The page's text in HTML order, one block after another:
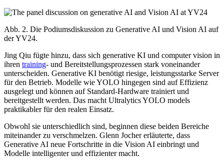
Abb. 2. Die Podiumsdiskussion zu Generative AI und Vision AI auf
der YV24.
Jing Qiu fügte hinzu, dass sich generative KI und computer vision in
ihren training- und Bereitstellungsprozessen stark voneinander
unterscheiden. Generative KI benötigt riesige, leistungsstarke Server
für den Betrieb. Modelle wie YOLO hingegen sind auf Effizienz
ausgelegt und können auf Standard-Hardware trainiert und
bereitgestellt werden. Das macht Ultralytics YOLO models
praktikabler für den realen Einsatz.
Obwohl sie unterschiedlich sind, beginnen diese beiden Bereiche
miteinander zu verschmelzen. Glenn Jocher erläuterte, dass
Generative AI neue Fortschritte in die Vision AI einbringt und
Modelle intelligenter und effizienter macht.